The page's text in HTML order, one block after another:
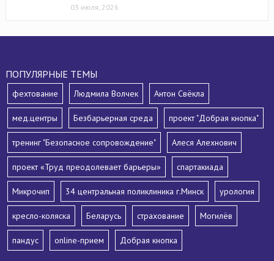
03 июля, 2026
ПОПУЛЯРНЫЕ ТЕМЫ
фехтование Людмила Волчек Антон Свёкла
мед.центры Безбарьерная среда проект "Добрая кнопка"
тренинг "Безопасное сопровождение" Алеся Алехнович
проект «Труд преодолевает барьеры» спартакиада
Микрочип 34 центральная поликлиника г.Минск урология
кресло-коляска Беларусь страхование Могилёв
пандус online-прием Добрая кнопка